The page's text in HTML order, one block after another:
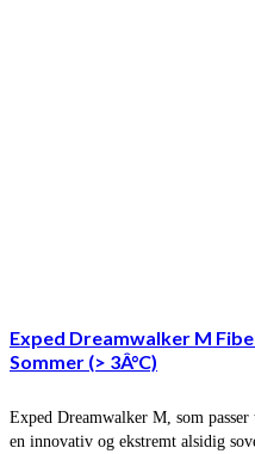
Exped Dreamwalker M
Sommer (> 3Â°C)
Exped Dreamwalker M, som
en innovativ og ekstremt alsidig